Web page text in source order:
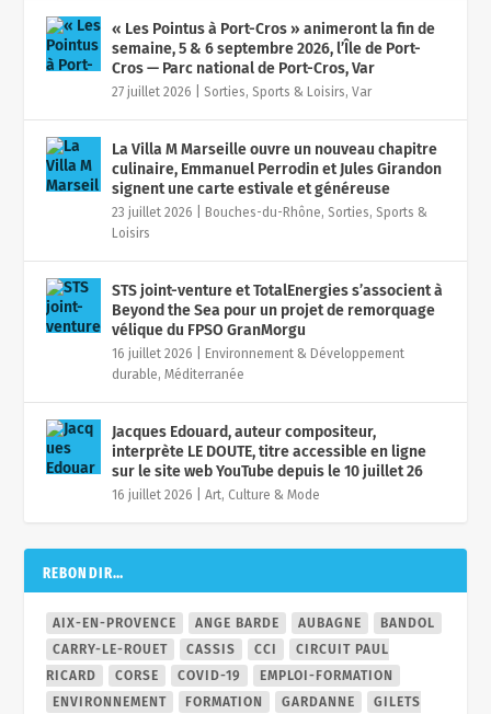
« Les Pointus à Port-Cros » animeront la fin de
semaine, 5 & 6 septembre 2026, l’Île de Port-
Cros — Parc national de Port-Cros, Var
27 juillet 2026 |Sorties, Sports & Loisirs,Var
La Villa M Marseille ouvre un nouveau chapitre
culinaire, Emmanuel Perrodin et Jules Girandon
signent une carte estivale et généreuse
23 juillet 2026 Bouches-du-Rhône,Sorties, Sports &
Loisirs
STS joint-venture et TotalEnergies s’associent à
Beyond the Sea pour un projet de remorquage
vélique du FPSO GranMorgu
16 juillet 2026
Environnement & Développement
durable,Méditerranée
Jacques Edouard, auteur compositeur,
interprète LE DOUTE, titre accessible en ligne
sur le site web YouTube depuis le 10 juillet 26
16 juillet 2026 |Art, Culture & Mode
REBONDIR…
AIX-EN-PROVENCE ANGE BARDE AUBAGNE
BANDOL
CARRY-LE-ROUET
CASSIS CCI
CIRCUIT PAUL
RICARD
CORSE COVID-19
EMPLOI-FORMATION
ENVIRONNEMENT
FORMATION GARDANNE
GILETS